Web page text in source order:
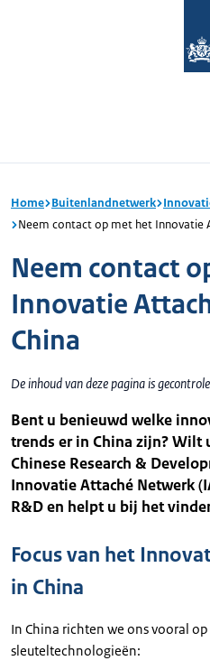
Home Buitenlandnetwerk
Neem contact op met het Innovatie
Neem contact
Innovatie
China
De inhoud van deze pagina is
Bent u benieuwd welke
trends er in China zijn? Wilt
Chinese Research &
Innovatie Attaché Netwerk
R&D en helpt u bij het
Focus van het
in China
In China richten we ons vooral
sleuteltechnologieën: